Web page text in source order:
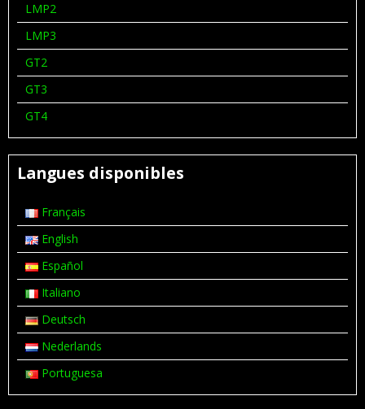
LMP2
LMP3
GT2
GT3
GT4
Langues disponibles
Français
English
Español
Italiano
Deutsch
Nederlands
Portuguesa